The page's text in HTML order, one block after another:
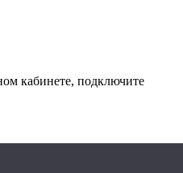
кабинете, подключите